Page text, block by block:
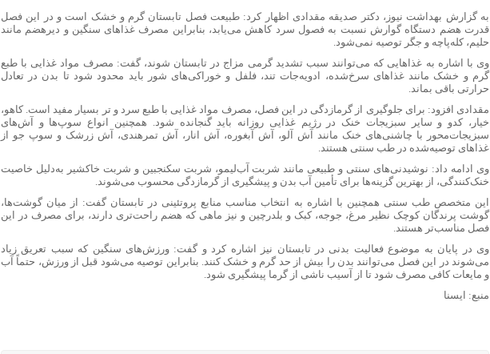
به گزارش بهداشت نیوز، دکتر صدیقه مقدادی اظهار کرد: طبیعت فصل تابستان گرم و خشک است و در این فصل
قدرت هضم دستگاه گوارش نسبت به فصول سرد کاهش می‌یابد، بنابراین مصرف غذاهای سنگین و دیرهضم مانند
حلیم، کله‌پاچه و جگر توصیه نمی‌شود.
وی با اشاره به غذاهایی که می‌توانند سبب تشدید گرمی مزاج در تابستان شوند، گفت: مصرف مواد غذایی با طبع
گرم و خشک مانند غذاهای سرخ‌شده، ادویه‌جات تند، فلفل و خوراکی‌های شور باید محدود شود تا بدن در تعادل
حرارتی باقی بماند.
مقدادی افزود: برای جلوگیری از گرمازدگی در این فصل، مصرف مواد غذایی با طبع سرد و تر بسیار مفید است. کاهو،
خیار، کدو و سایر سبزیجات خنک در رژیم غذایی روزانه باید گنجانده شود. همچنین انواع سوپ‌ها و آش‌های
سبزیجات‌محور با چاشنی‌های خنک مانند آش آلو، آش آبغوره، آش انار، آش تمرهندی، آش زرشک و سوپ جو از
غذاهای توصیه‌شده در طب سنتی هستند.
وی ادامه داد: نوشیدنی‌های سنتی و طبیعی مانند شربت آب‌لیمو، شربت سکنجبین و شربت خاکشیر به‌دلیل خاصیت
خنک‌کنندگی، از بهترین گزینه‌ها برای تأمین آب بدن و پیشگیری از گرمازدگی محسوب می‌شوند.
این متخصص طب سنتی همچنین با اشاره به انتخاب مناسب منابع پروتئینی در تابستان گفت: از میان گوشت‌ها،
گوشت پرندگان کوچک نظیر مرغ، جوجه، کبک و بلدرچین و نیز ماهی که هضم راحت‌تری دارند، برای مصرف در این
فصل مناسب‌تر هستند.
وی در پایان به موضوع فعالیت بدنی در تابستان نیز اشاره کرد و گفت: ورزش‌های سنگین که سبب تعریق زیاد
می‌شوند در این فصل می‌توانند بدن را بیش از حد گرم و خشک کنند. بنابراین توصیه می‌شود قبل از ورزش، حتماً آب
و مایعات کافی مصرف شود تا از آسیب ناشی از گرما پیشگیری شود.
منبع: ایسنا